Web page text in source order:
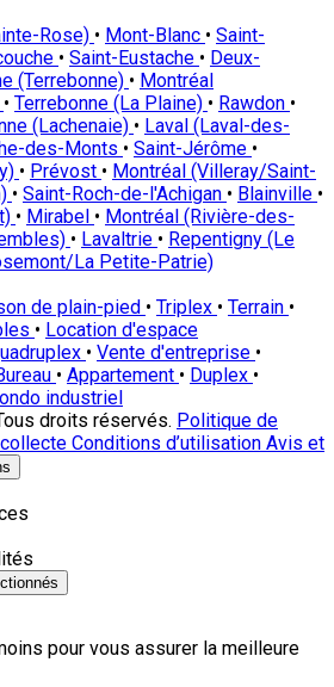
Rose) • Mont-Blanc • Saint-
• Saint-Eustache • Deux-
(Terrebonne) • Montréal
• Terrebonne (La Plaine) • Rawdon •
(Lachenaie) • Laval (Laval-des-
des-Monts • Saint-Jérôme •
• Prévost • Montréal (Villeray/Saint-
• Saint-Roch-de-l'Achigan • Blainville •
• Mirabel • Montréal (Rivière-des-
• Lavaltrie • Repentigny (Le
La Petite-Patrie)
de plain-pied • Triplex • Terrain •
• Location d'espace
• Vente d'entreprise •
• Appartement • Duplex •
industriel
droits réservés. Politique de
Conditions d’utilisation Avis et
pour vous assurer la meilleure